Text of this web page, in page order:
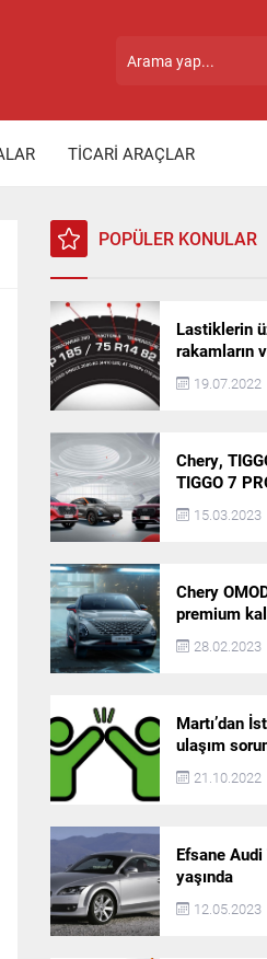
TİCARİ ARAÇLAR
POPÜLER KONULAR
Lastiklerin
rakamların
anlamı nedir?
19.07.2022
Chery,
TIGGO 7
5’in resmi
satışlarına
15.03.2023
Chery
premium
Türkiye’de
hazırlanıyor
28.02.2023
Martı’dan
ulaşım
aldıracak yeni
platform:
21.10.2022
Efsane
yaşında
12.05.2023